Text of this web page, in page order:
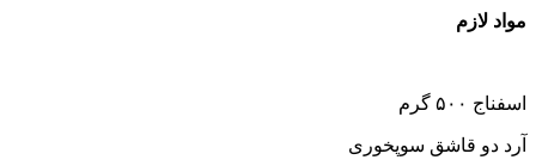
مواد لازم
اسفناج ۵۰۰ گرم
آرد دو قاشق سوپخوری